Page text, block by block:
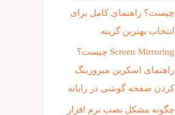
چیست؟ راهنمای کامل برای
انتخاب بهترین گزینه
Screen Mirroring چیست؟
راهنمای اسکرین میرورینگ
کردن صفحه گوشی در رایانه
چگونه مشکل نصب نرم افزار